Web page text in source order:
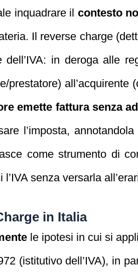
inquadrare il contesto
Il reverse charge
in deroga alle
prestatore)
emette fattura senza
l’imposta,
come strumento di
senza versarla
in Italia
le ipotesi in cui si
(istitutivo dell’IVA), in